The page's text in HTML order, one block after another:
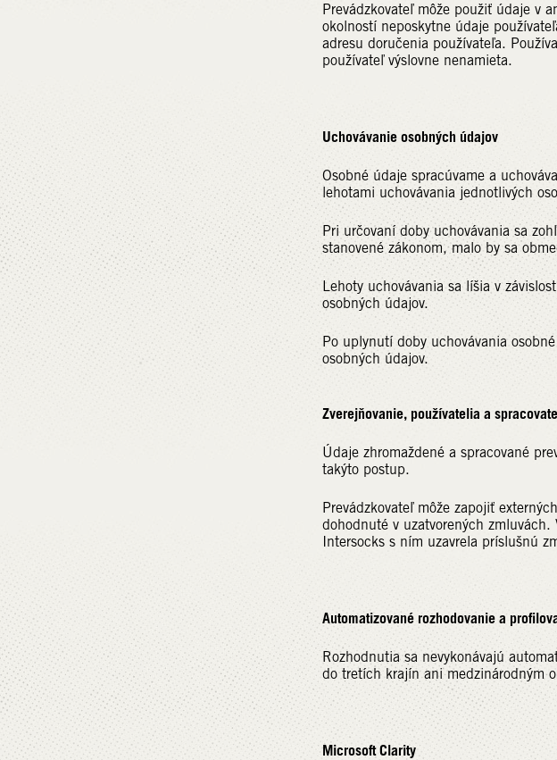
Prevádzkovateľ môže použiť údaje v
okolností neposkytne údaje
adresu doručenia používateľa.
používateľ výslovne nenamieta.
Uchovávanie osobných údajov
Osobné údaje spracúvame a
lehotami uchovávania jednotlivých
Pri určovaní doby uchovávania sa
stanovené zákonom, malo by sa
Lehoty uchovávania sa líšia v
osobných údajov.
Po uplynutí doby uchovávania
osobných údajov.
Zverejňovanie, používatelia a
Údaje zhromaždené a spracované
takýto postup.
Prevádzkovateľ môže zapojiť
dohodnuté v uzatvorených
Intersocks s ním uzavrela príslušnú
Automatizované rozhodovanie a
Rozhodnutia sa nevykonávajú
do tretích krajín ani medzinárodným
Microsoft Clarity